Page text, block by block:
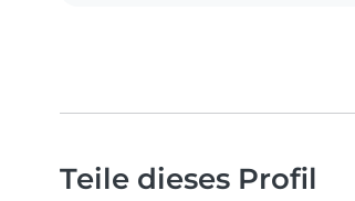
Teile dieses Profil